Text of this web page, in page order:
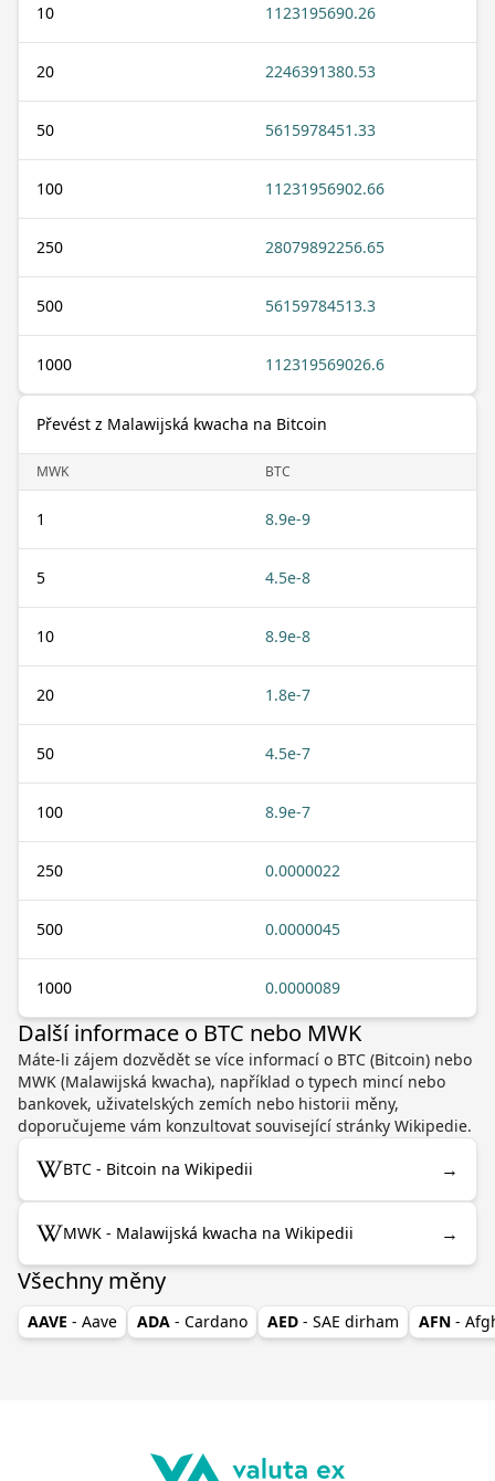
10 1123195690.26
20 2246391380.53
50 5615978451.33
100 11231956902.66
250 28079892256.65
500 56159784513.3
1000 112319569026.6
Převést z Malawijská kwacha na Bitcoin
MWK BTC
1 8.9e-9
5 4.5e-8
10 8.9e-8
20 1.8e-7
50 4.5e-7
100 8.9e-7
250 0.0000022
500 0.0000045
1000 0.0000089
Další informace o BTC nebo MWK
Máte-li zájem dozvědět se více informací o BTC (Bitcoin) nebo
MWK (Malawijská kwacha), například o typech mincí nebo
bankovek, uživatelských zemích nebo historii měny,
doporučujeme vám konzultovat související stránky Wikipedie.
BTC - Bitcoin na Wikipedii →
MWK - Malawijská kwacha na Wikipedii →
Všechny měny
AAVE - Aave ADA - Cardano AED - SAE dirham AFN -